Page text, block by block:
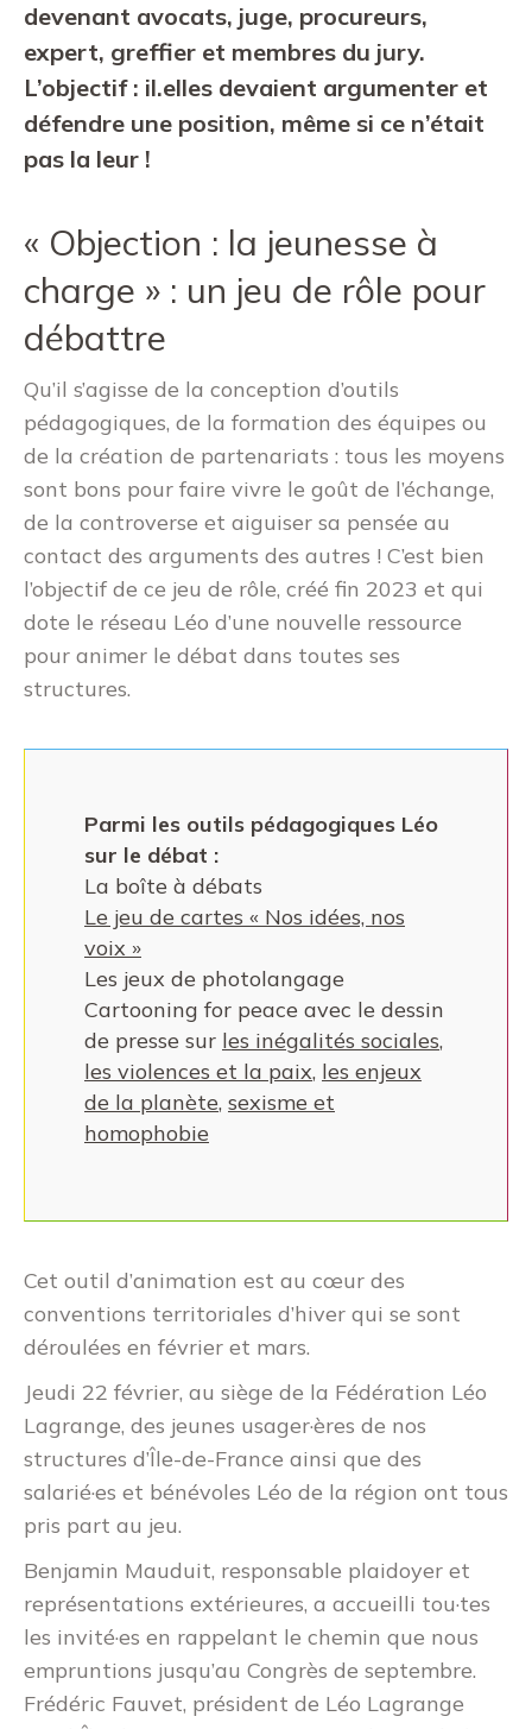
devenant avocats, juge, procureurs,
expert, greffier et membres du jury.
L’objectif : il.elles devaient argumenter et
défendre une position, même si ce n’était
pas la leur !
« Objection : la jeunesse à
charge » : un jeu de rôle pour
débattre
Qu’il s’agisse de la conception d’outils
pédagogiques, de la formation des équipes ou
de la création de partenariats : tous les moyens
sont bons pour faire vivre le goût de l’échange,
de la controverse et aiguiser sa pensée au
contact des arguments des autres ! C’est bien
l’objectif de ce jeu de rôle, créé fin 2023 et qui
dote le réseau Léo d’une nouvelle ressource
pour animer le débat dans toutes ses
structures.
Parmi les outils pédagogiques Léo
sur le débat :
La boîte à débats
Le jeu de cartes « Nos idées, nos
voix »
Les jeux de photolangage
Cartooning for peace avec le dessin
de presse sur les inégalités sociales,
les violences et la paix, les enjeux
de la planète, sexisme et
homophobie
Cet outil d’animation est au cœur des
conventions territoriales d’hiver qui se sont
déroulées en février et mars.
Jeudi 22 février, au siège de la Fédération Léo
Lagrange, des jeunes usager·ères de nos
structures d’Île-de-France ainsi que des
salarié·es et bénévoles Léo de la région ont tous
pris part au jeu.
Benjamin Mauduit, responsable plaidoyer et
représentations extérieures, a accueilli tou·tes
les invité·es en rappelant le chemin que nous
empruntions jusqu’au Congrès de septembre.
Frédéric Fauvet, président de Léo Lagrange